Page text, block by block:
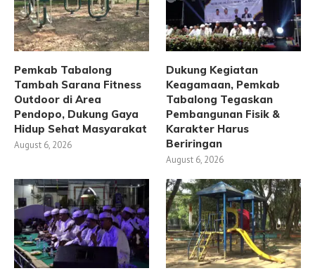
Pemkab Tabalong
Tambah Sarana Fitness
Outdoor di Area
Pendopo, Dukung Gaya
Hidup Sehat Masyarakat
August 6, 2026
Dukung Kegiatan
Keagamaan, Pemkab
Tabalong Tegaskan
Pembangunan Fisik &
Karakter Harus
Beriringan
August 6, 2026